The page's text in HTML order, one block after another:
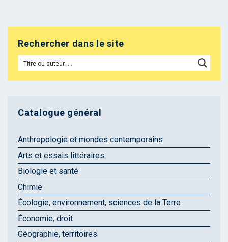
Rechercher dans le site
Catalogue général
Anthropologie et mondes contemporains
Arts et essais littéraires
Biologie et santé
Chimie
Écologie, environnement, sciences de la Terre
Économie, droit
Géographie, territoires